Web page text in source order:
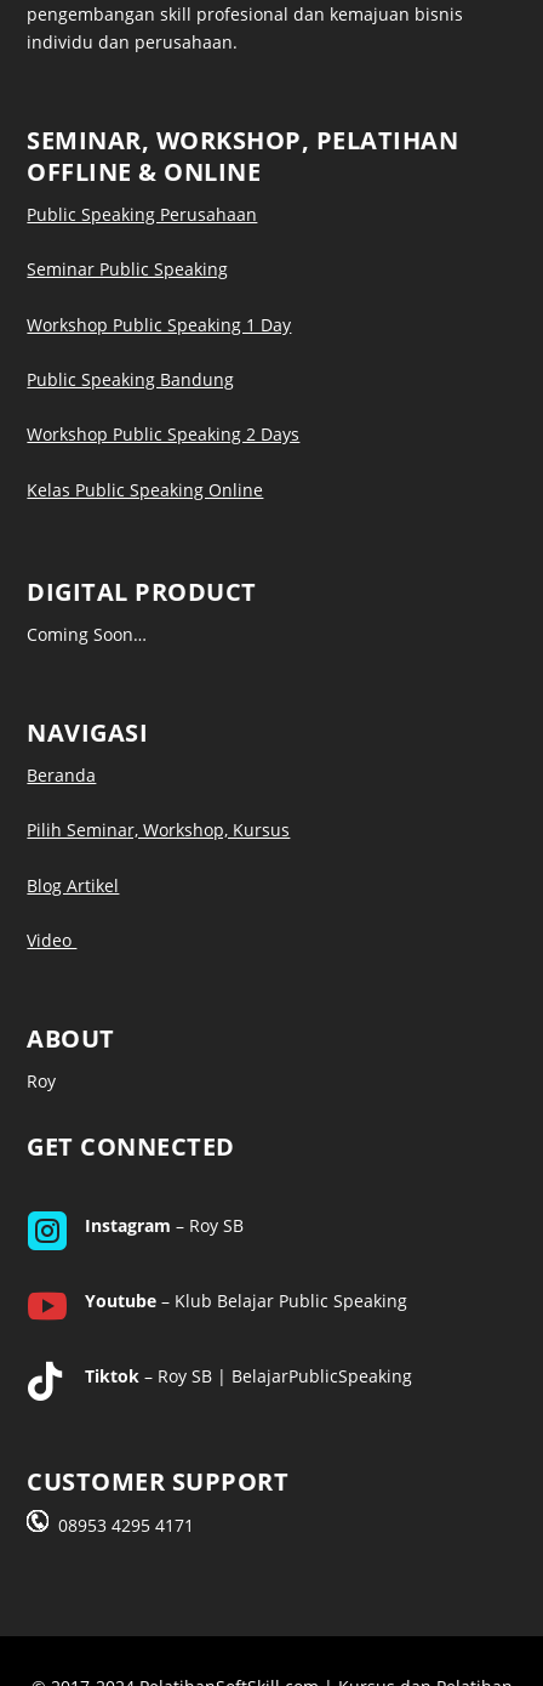
pengembangan skill profesional dan kemajuan bisnis
individu dan perusahaan.
SEMINAR, WORKSHOP, PELATIHAN
OFFLINE & ONLINE
Public Speaking Perusahaan
Seminar Public Speaking
Workshop Public Speaking 1 Day
Public Speaking Bandung
Workshop Public Speaking 2 Days
Kelas Public Speaking Online
DIGITAL PRODUCT
Coming Soon…
NAVIGASI
Beranda
Pilih Seminar, Workshop, Kursus
Blog Artikel
Video
ABOUT
Roy
GET CONNECTED
 Instagram – Roy SB
 Youtube– Klub Belajar Public Speaking
 Tiktok– Roy SB | BelajarPublicSpeaking
CUSTOMER SUPPORT
08953 4295 4171